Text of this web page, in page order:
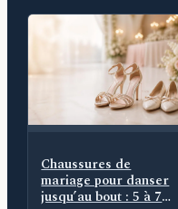
Chaussures de
mariage pour danser
jusqu’au bout : 5 à 7